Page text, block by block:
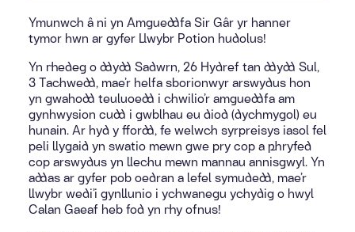
Ymunwch â ni yn Amgueddfa Sir Gâr yr hanner
tymor hwn ar gyfer Llwybr Potion hudolus!
Yn rhedeg o ddydd Sadwrn, 26 Hydref tan ddydd Sul,
3 Tachwedd, mae’r helfa sborionwyr arswydus hon
yn gwahodd teuluoedd i chwilio’r amgueddfa am
gynhwysion cudd i gwblhau eu diod (dychmygol) eu
hunain. Ar hyd y ffordd, fe welwch syrpreisys iasol fel
peli llygaid yn swatio mewn gwe pry cop a phryfed
cop arswydus yn llechu mewn mannau annisgwyl. Yn
addas ar gyfer pob oedran a lefel symudedd, mae’r
llwybr wedi’i gynllunio i ychwanegu ychydig o hwyl
Calan Gaeaf heb fod yn rhy ofnus!